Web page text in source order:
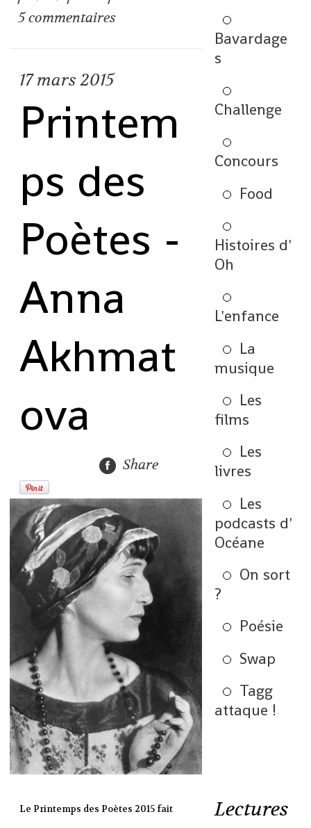
5 commentaires
17 mars 2015
Printem
ps des
Poètes -
Anna
Akhmat
ova
Share
Le Printemps des Poètes 2015 fait
Bavardage
s
Challenge
Concours
Food
Histoires d'
Oh
L'enfance
La
musique
Les
films
Les
livres
Les
podcasts d'
Océane
On sort
?
Poésie
Swap
Tagg
attaque !
Lectures